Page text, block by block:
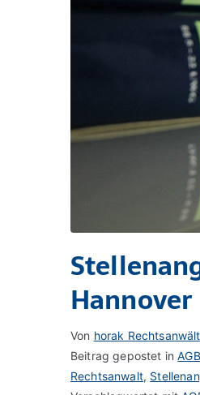
Hannover
Von horak
Beitrag gepostet inAGB
Rechtsanwalt,